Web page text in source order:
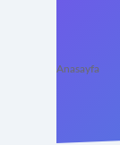
Anasayfa